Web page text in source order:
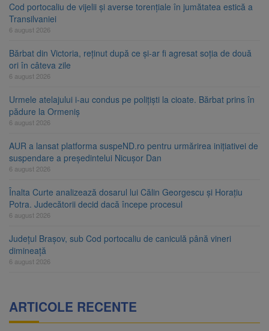
Cod portocaliu de vijelii și averse torențiale în jumătatea estică a
Transilvaniei
6 august 2026
Bărbat din Victoria, reținut după ce și-ar fi agresat soția de două
ori în câteva zile
6 august 2026
Urmele atelajului i-au condus pe polițiști la cioate. Bărbat prins în
pădure la Ormeniș
6 august 2026
AUR a lansat platforma suspeND.ro pentru urmărirea inițiativei de
suspendare a președintelui Nicușor Dan
6 august 2026
Înalta Curte analizează dosarul lui Călin Georgescu și Horațiu
Potra. Judecătorii decid dacă începe procesul
6 august 2026
Județul Brașov, sub Cod portocaliu de caniculă până vineri
dimineață
6 august 2026
ARTICOLE RECENTE